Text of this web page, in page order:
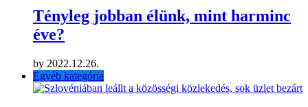
Tényleg jobban élünk, mint harminc
éve?
by 2022.12.26.
Egyéb kategória